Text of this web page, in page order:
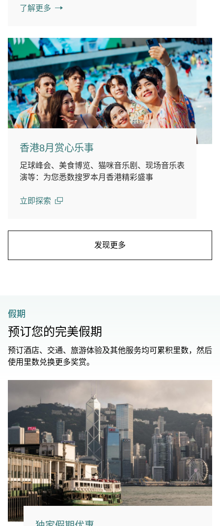
了解更多
香港8月赏心乐事
足球峰会、美食博览、猫咪音乐剧、现场音乐表
演等：为您悉数搜罗本月香港精彩盛事
立即探索
发现更多
假期
预订您的完美假期
预订酒店、交通、旅游体验及其他服务均可累积里数，然后
使用里数兑换更多奖赏。